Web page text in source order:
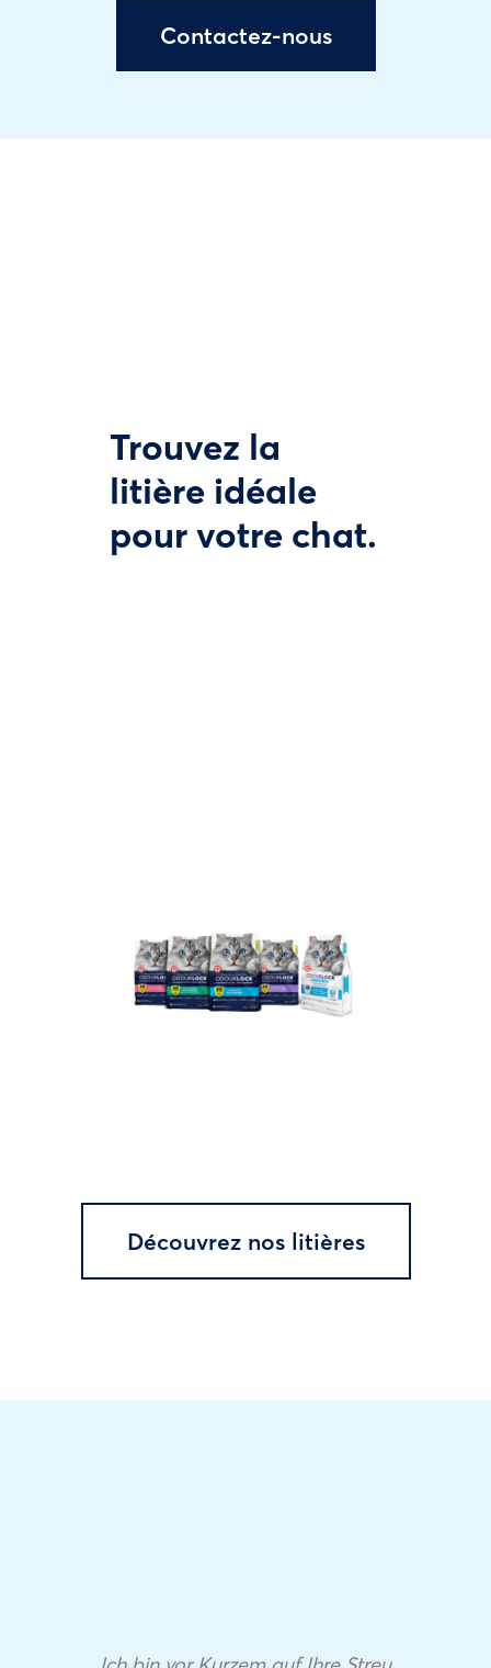
Contactez-nous
Trouvez la
litière idéale
pour votre chat.
Découvrez nos litières